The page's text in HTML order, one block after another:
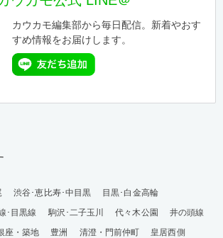
カウカモ編集部から毎日配信。新着やおす
すめ情報をお届けします。
渋谷･恵比寿･中目黒
目黒･白金高輪
･目黒線 駒沢･二子玉川 代々木公園
井の頭線
座・築地 豊洲 清澄・門前仲町
皇居西側